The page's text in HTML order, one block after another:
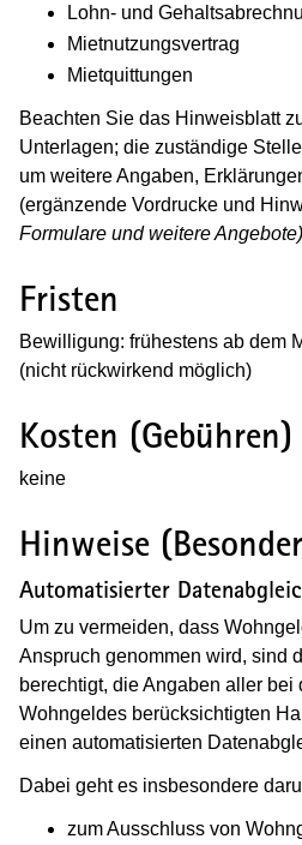
Lohn- und
Mietnutzungsvertrag
Mietquittungen
Beachten Sie das Hinweisblatt
Unterlagen; die zuständige
um weitere Angaben,
(ergänzende Vordrucke und
Formulare und weitere Angebote)
Fristen
Bewilligung: frühestens ab dem
(nicht rückwirkend möglich)
Kosten (Gebühren)
keine
Hinweise
Automatisierter
Um zu vermeiden, dass
Anspruch genommen wird, sind
berechtigt, die Angaben aller bei
Wohngeldes berücksichtigten
einen automatisierten
Dabei geht es insbesondere
zum Ausschluss von